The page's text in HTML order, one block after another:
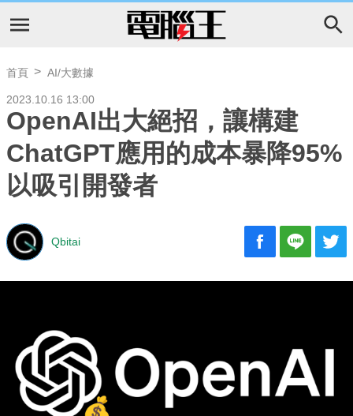
首頁 AI/大數據
2023.10.16 13:00
OpenAI出大絕招，讓構建
ChatGPT應用的成本暴降95%
以吸引開發者
Qbitai